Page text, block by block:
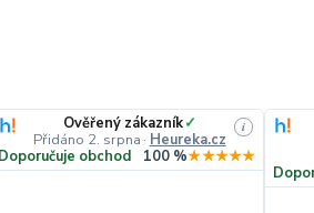
Ověřený zákazník✓
Přidáno 2. srpna · Heureka.cz
i
Doporučuje obchod 100 %★★★★★